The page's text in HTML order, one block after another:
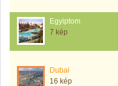
Egyiptom
7 kép
Dubai
16 kép